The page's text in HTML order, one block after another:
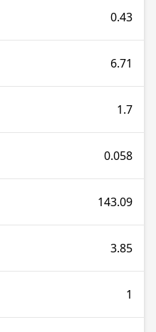
0.43
6.71
1.7
0.058
143.09
3.85
1